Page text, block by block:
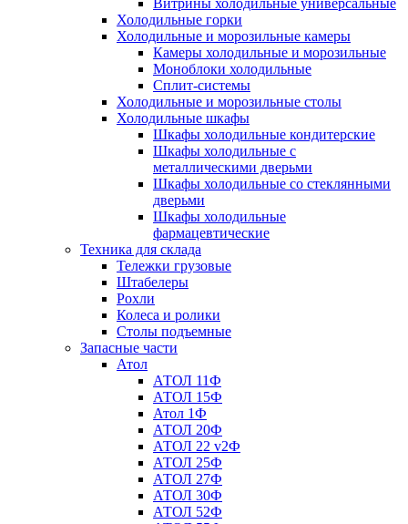
Витрины холодильные универсальные
Холодильные горки
Холодильные и морозильные камеры
Камеры холодильные и морозильные
Моноблоки холодильные
Сплит-системы
Холодильные и морозильные столы
Холодильные шкафы
Шкафы холодильные кондитерские
Шкафы холодильные с
металлическими дверьми
Шкафы холодильные со стеклянными
дверьми
Шкафы холодильные
фармацевтические
Техника для склада
Тележки грузовые
Штабелеры
Рохли
Колеса и ролики
Столы подъемные
Запасные части
Атол
АТОЛ 11Ф
АТОЛ 15Ф
Атол 1Ф
АТОЛ 20Ф
АТОЛ 22 v2Ф
АТОЛ 25Ф
АТОЛ 27Ф
АТОЛ 30Ф
АТОЛ 52Ф